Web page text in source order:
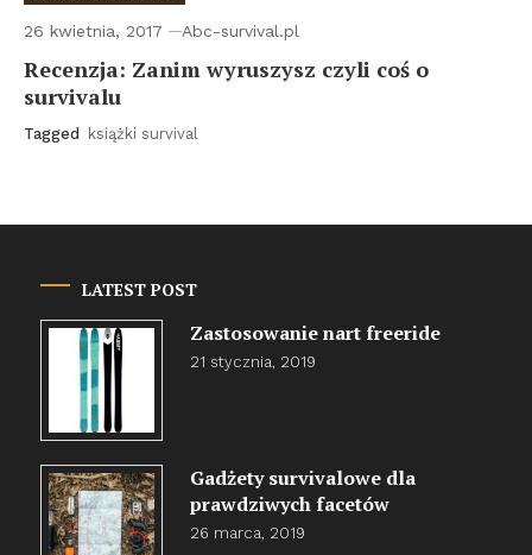
26 kwietnia, 2017 Abc-survival.pl
Recenzja: Zanim wyruszysz czyli coś o
survivalu
Tagged książki survival
LATEST POST
Zastosowanie nart freeride
21 stycznia, 2019
Gadżety survivalowe dla
prawdziwych facetów
26 marca, 2019